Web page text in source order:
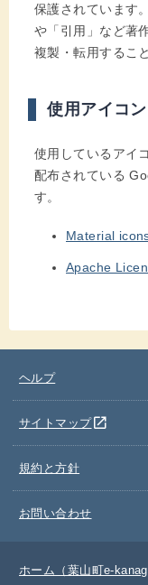
保護されています
や「引用」など著
複製・転用するこ
使用アイコ
使用しているアイ
配布されている
す。
Material
Apache
ヘルプ
サイトマップopen_in_new
規約と方針
お問い合わせ
ホーム（葉山町e-